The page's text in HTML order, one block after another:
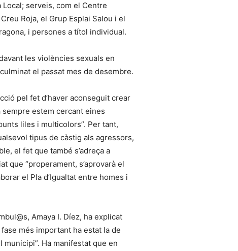
serveis, com el Centre
Roja, el Grup Esplai Salou i el
i persones a títol individual.
les violències sexuals en
el passat mes de desembre.
pel fet d’haver aconseguit crear
estem cercant eines
liles i multicolors”. Per tant,
tipus de càstig als agressors,
el fet que també s’adreça a
que “properament, s’aprovarà el
el Pla d’Igualtat entre homes i
Amaya I. Díez, ha explicat
més important ha estat la de
Ha manifestat que en